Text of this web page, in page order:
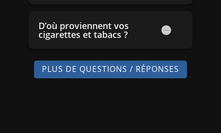
D’où proviennent vos
cigarettes et tabacs ?
PLUS DE QUESTIONS / RÉPONSES